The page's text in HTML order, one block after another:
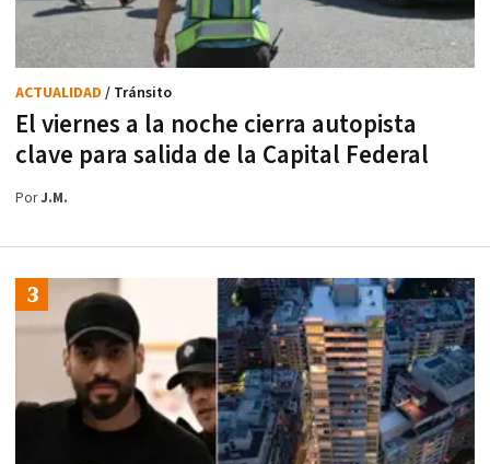
El viernes a la noche cierra autopista
clave para salida de la Capital Federal
ACTUALIDAD / Tránsito
PorJ.M.